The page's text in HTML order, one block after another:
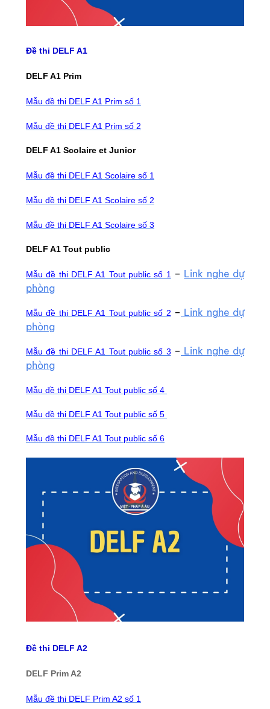
Đề thi DELF A1
DELF A1 Prim
Mẫu đề thi DELF A1 Prim số 1
Mẫu đề thi DELF A1 Prim số 2
DELF A1 Scolaire et Junior
Mẫu đề thi DELF A1 Scolaire số 1
Mẫu đề thi DELF A1 Scolaire số 2
Mẫu đề thi DELF A1 Scolaire số 3
DELF A1 Tout public
Mẫu đề thi DELF A1 Tout public số 1– Link nghe dự
phòng
Mẫu đề thi DELF A1 Tout public số 2 – Link nghe dự
phòng
Mẫu đề thi DELF A1 Tout public số 3 – Link nghe dự
phòng
Mẫu đề thi DELF A1 Tout public số 4
Mẫu đề thi DELF A1 Tout public số 5
Mẫu đề thi DELF A1 Tout public số 6
Đề thi DELF A2
DELF Prim A2
Mẫu đề thi DELF Prim A2 số 1